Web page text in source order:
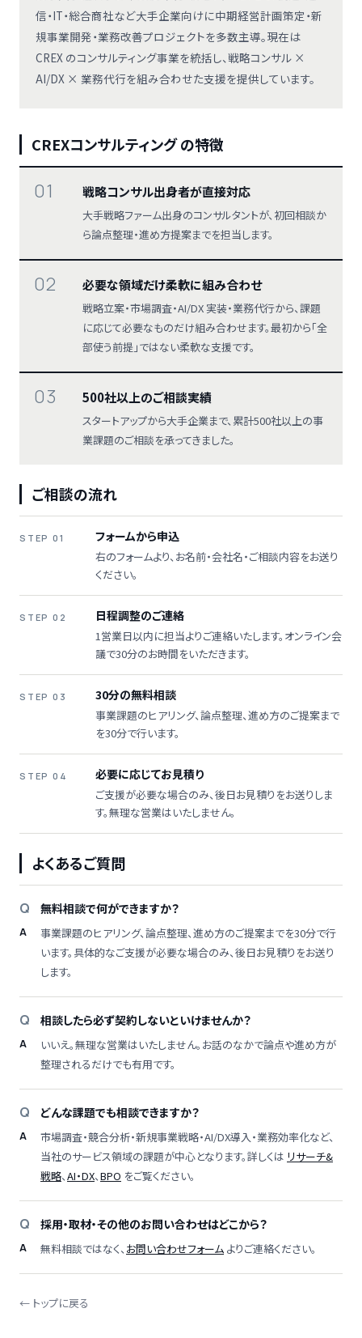
信・IT・総合商社など大手企業向けに中期経営計画策定・新
規事業開発・業務改善プロジェクトを多数主導。現在は
CREX のコンサルティング事業を統括し、戦略コンサル ×
AI/DX × 業務代行を組み合わせた支援を提供しています。
CREXコンサルティング の特徴
01 戦略コンサル出身者が直接対応
大手戦略ファーム出身のコンサルタントが、初回相談か
ら論点整理・進め方提案までを担当します。
02 必要な領域だけ柔軟に組み合わせ
戦略立案・市場調査・AI/DX 実装・業務代行から、課題
に応じて必要なものだけ組み合わせます。最初から「全
部使う前提」ではない柔軟な支援です。
03 500社以上のご相談実績
スタートアップから大手企業まで、累計500社以上の事
業課題のご相談を承ってきました。
ご相談の流れ
STEP 01 フォームから申込
右のフォームより、お名前・会社名・ご相談内容をお送り
ください。
STEP 02 日程調整のご連絡
1営業日以内に担当よりご連絡いたします。オンライン会
議で30分のお時間をいただきます。
STEP 03 30分の無料相談
事業課題のヒアリング、論点整理、進め方のご提案まで
を30分で行います。
STEP 04 必要に応じてお見積り
ご支援が必要な場合のみ、後日お見積りをお送りしま
す。無理な営業はいたしません。
よくあるご質問
無料相談で何ができますか？
事業課題のヒアリング、論点整理、進め方のご提案までを30分で行
います。具体的なご支援が必要な場合のみ、後日お見積りをお送り
します。
相談したら必ず契約しないといけませんか？
いいえ。無理な営業はいたしません。お話のなかで論点や進め方が
整理されるだけでも有用です。
どんな課題でも相談できますか？
市場調査・競合分析・新規事業戦略・AI/DX導入・業務効率化など、
当社のサービス領域の課題が中心となります。詳しくは リサーチ&
戦略、AI・DX、BPO をご覧ください。
採用・取材・その他のお問い合わせはどこから？
無料相談ではなく、 お問い合わせフォーム よりご連絡ください。
← トップに戻る